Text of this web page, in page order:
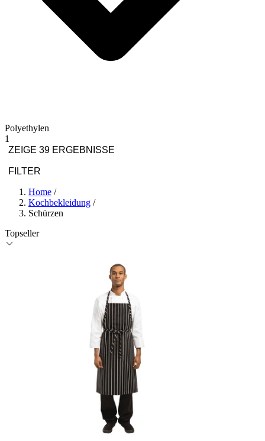
Polyethylen
1
ZEIGE 39 ERGEBNISSE
FILTER
Home /
Kochbekleidung /
Schürzen
Topseller